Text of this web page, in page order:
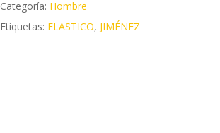
Categoría: Hombre
Etiquetas: ELASTICO, JIMÉNEZ